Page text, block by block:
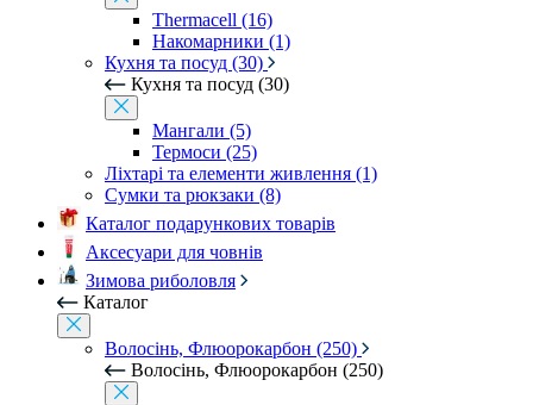
Thermacell (16)
Накомарники (1)
Кухня та посуд (30)
Кухня та посуд (30)
Мангали (5)
Термоси (25)
Ліхтарі та елементи живлення (1)
Сумки та рюкзаки (8)
Каталог подарункових товарів
Аксесуари для човнів
Зимова риболовля
Каталог
Волосінь, Флюорокарбон (250)
Волосінь, Флюорокарбон (250)